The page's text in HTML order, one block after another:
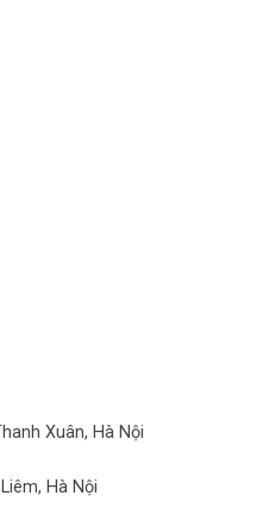
Xuân, Hà Nội
Hà Nội